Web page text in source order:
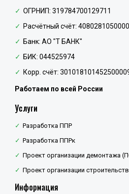
ОГРНИП: 319784700129711
Расчётный счёт:
Банк: АО "Т БАНК"
БИК: 044525974
Корр. счёт:
Работаем по всей России
Услуги
Разработка ППР
Разработка ППРк
Проект организации демонтажа
Проект организации
Информация